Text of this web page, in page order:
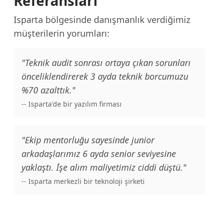
Isparta bölgesinde danışmanlık verdiğimiz
müşterilerin yorumları:
"Teknik audit sonrası ortaya çıkan sorunları
önceliklendirerek 3 ayda teknik borcumuzu
%70 azalttık."
-- Isparta'de bir yazılım firması
"Ekip mentorluğu sayesinde junior
arkadaşlarımız 6 ayda senior seviyesine
yaklaştı. İşe alım maliyetimiz ciddi düştü."
-- Isparta merkezli bir teknoloji şirketi